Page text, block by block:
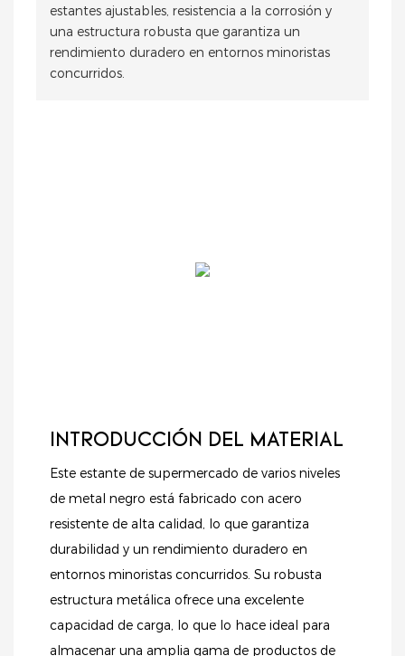
estantes ajustables, resistencia a la corrosión y
una estructura robusta que garantiza un
rendimiento duradero en entornos minoristas
concurridos.
INTRODUCCIÓN DEL MATERIAL
Este estante de supermercado de varios niveles
de metal negro está fabricado con acero
resistente de alta calidad, lo que garantiza
durabilidad y un rendimiento duradero en
entornos minoristas concurridos. Su robusta
estructura metálica ofrece una excelente
capacidad de carga, lo que lo hace ideal para
almacenar una amplia gama de productos de